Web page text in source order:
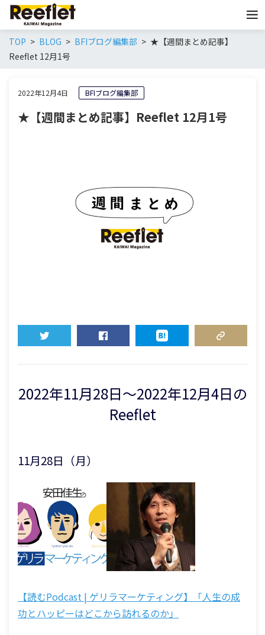
TOP BLOG BFIブログ編集部
★【週間まとめ記事】
Reeflet 12月1号
2022年12月4日 BFIブログ編集部
★【週間まとめ記事】Reeflet 12月1号
2022年11月28日〜2022年12月4日の
Reeflet
11月28日（月）
【読むPodcast | ゲリラマーケティング】「人生の成
功とハッピーはどこから訪れるのか」